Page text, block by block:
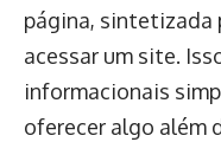
página, sintetizada
acessar um site.
informacionais
oferecer algo além